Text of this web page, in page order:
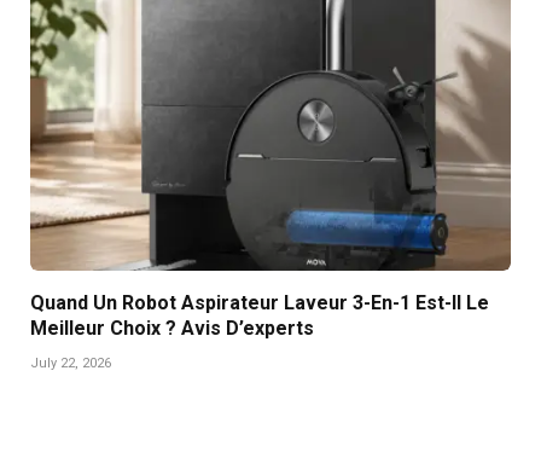
Quand Un Robot Aspirateur Laveur 3-En-1 Est-Il Le
Meilleur Choix ? Avis D’experts
July 22, 2026